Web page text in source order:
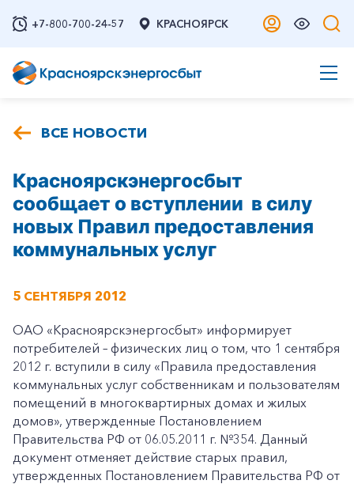
+7-800-700-24-57 КРАСНОЯРСК
ВСЕ НОВОСТИ
Красноярскэнергосбыт
сообщает о вступлении в силу
новых Правил предоставления
коммунальных услуг
5 СЕНТЯБРЯ 2012
ОАО «Красноярскэнергосбыт» информирует
потребителей – физических лиц о том, что 1 сентября
2012 г. вступили в силу «Правила предоставления
коммунальных услуг собственникам и пользователям
помещений в многоквартирных домах и жилых
домов», утвержденные Постановлением
Правительства РФ от 06.05.2011 г. №354. Данный
документ отменяет действие старых правил,
утвержденных Постановлением Правительства РФ от